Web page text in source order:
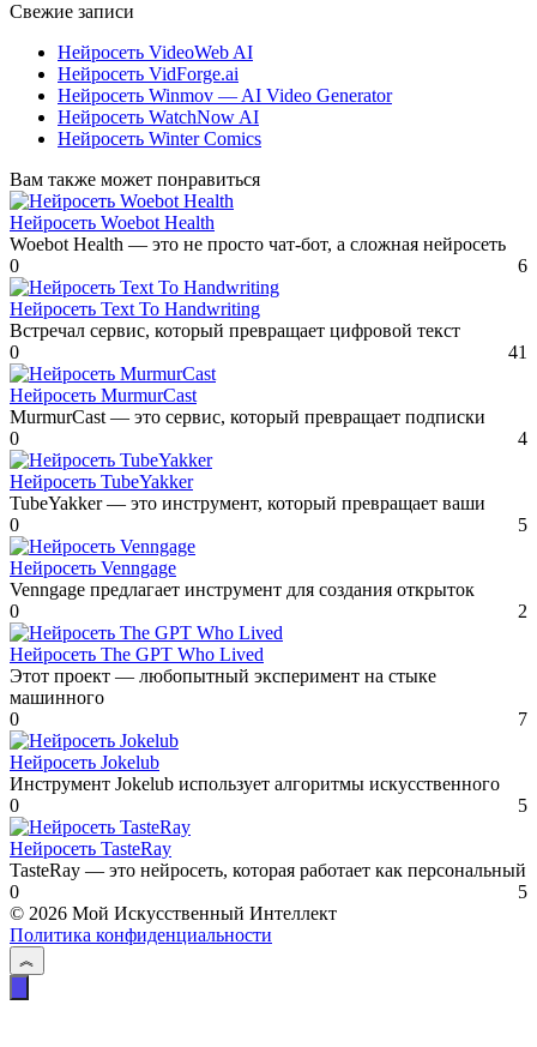
Свежие записи
Нейросеть VideoWeb AI
Нейросеть VidForge.ai
Нейросеть Winmov — AI Video Generator
Нейросеть WatchNow AI
Нейросеть Winter Comics
Вам также может понравиться
Нейросеть Woebot Health
Woebot Health — это не просто чат-бот, а сложная нейросеть
0
6
Нейросеть Text To Handwriting
Встречал сервис, который превращает цифровой текст
0
41
Нейросеть MurmurCast
MurmurCast — это сервис, который превращает подписки
0
4
Нейросеть TubeYakker
TubeYakker — это инструмент, который превращает ваши
0
5
Нейросеть Venngage
Venngage предлагает инструмент для создания открыток
0
2
Нейросеть The GPT Who Lived
Этот проект — любопытный эксперимент на стыке
машинного
0
7
Нейросеть Jokelub
Инструмент Jokelub использует алгоритмы искусственного
0
5
Нейросеть TasteRay
TasteRay — это нейросеть, которая работает как персональный
0
5
© 2026 Мой Искусственный Интеллект
Политика конфиденциальности